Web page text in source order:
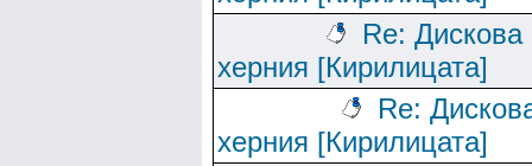
Re: Дискова
херния [Кирилицата]
Re:
херния [Кирилицата]